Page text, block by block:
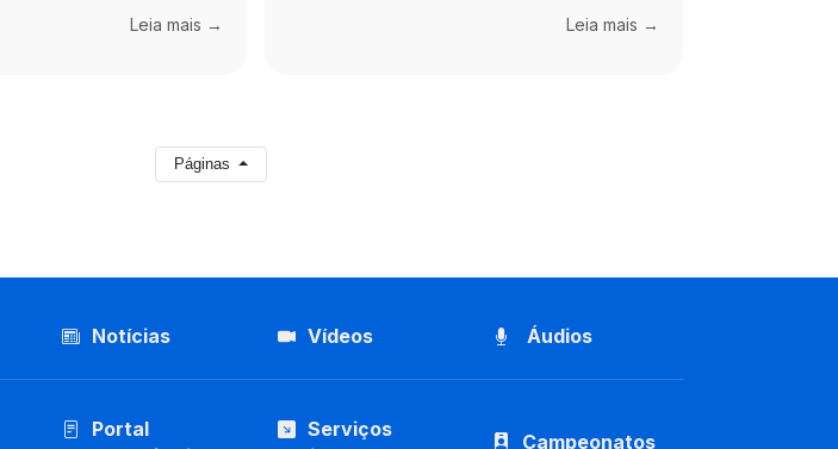
Leia mais → Leia mais →
Páginas
Notícias Vídeos Áudios
Portal
Serviços
Campeonatos